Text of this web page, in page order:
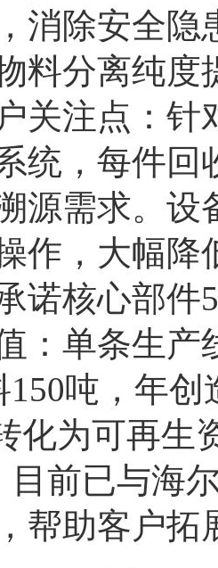
消除安全隐
料分离纯度
关注点：针
统，每件回
源需求。
作，大幅降
诺核心部件
：单条生产
150吨，年
化为可再生
目前已与海
帮助客户拓